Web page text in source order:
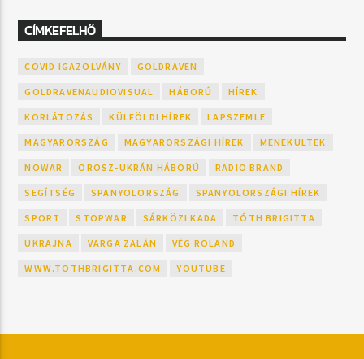
CÍMKEFELHŐ
COVID IGAZOLVÁNY GOLDRAVEN
GOLDRAVENAUDIOVISUAL HÁBORÚ HÍREK
KORLÁTOZÁS KÜLFÖLDI HÍREK LAPSZEMLE
MAGYARORSZÁG MAGYARORSZÁGI HÍREK MENEKÜLTEK
NOWAR OROSZ-UKRÁN HÁBORÚ RADIO BRAND
SEGÍTSÉG SPANYOLORSZÁG SPANYOLORSZÁGI HÍREK
SPORT STOPWAR SÁRKÖZI KADA TÓTH BRIGITTA
UKRAJNA VARGA ZALÁN VÉG ROLAND
WWW.TOTHBRIGITTA.COM YOUTUBE